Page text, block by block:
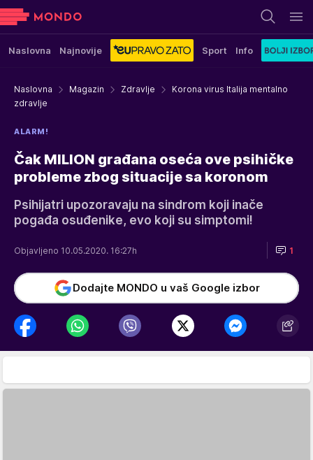
Naslovna Najnovije Sport Info
Naslovna Magazin Zdravlje
Korona virus Italija mentalno
zdravlje
ALARM!
Čak MILION građana oseća ove psihičke
probleme zbog situacije sa koronom
Psihijatri upozoravaju na sindrom koji inače
pogađa osuđenike, evo koji su simptomi!
Objavljeno 10.05.2020. 16:27h 1
Dodajte MONDO u vaš Google izbor